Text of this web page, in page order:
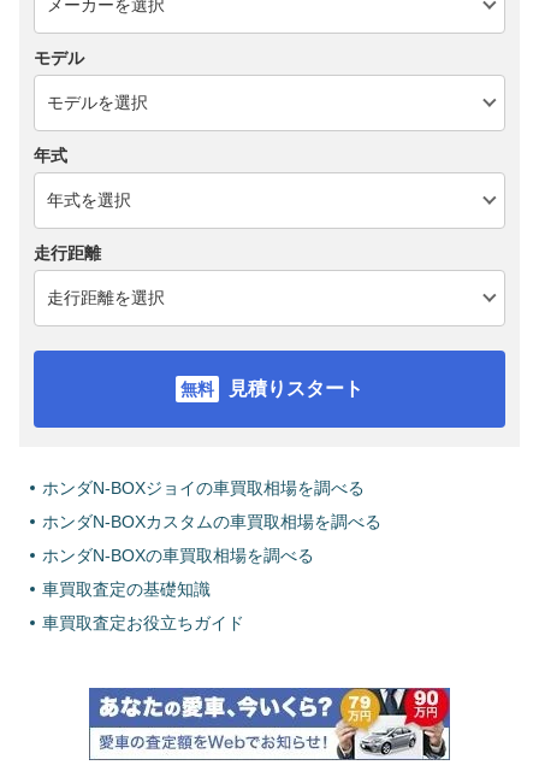
モデル
年式
走行距離
見積りスタート
ホンダN-BOXジョイの車買取相場を調べる
ホンダN-BOXカスタムの車買取相場を調べる
ホンダN-BOXの車買取相場を調べる
車買取査定の基礎知識
車買取査定お役立ちガイド